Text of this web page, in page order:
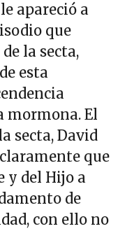
apareció a
que
la secta,
esta
mormona. El
secta, David
que
y del Hijo a
de
con ello no